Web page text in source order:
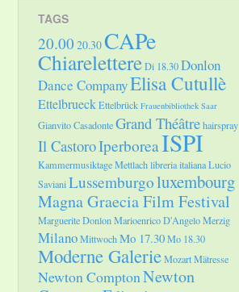
TAGS
20.00 20.30CAPe
ChiarelettereDi 18.30Donlon
Dance CompanyElisa Cutullè
EttelbrueckEttelbrück Frauenbibliothek Saar
Gianvito CasadonteGrand Théâtrehairspray
Il CastoroIperboreaISPI
Kammermusiktage Mettlachlibreria italianaLucio
SavianiLussemburgoluxembourg
Magna Graecia Film Festival
Marguerite DonlonMarioenrico D'AngeloMerzig
MilanoMittwochMo 17.30Mo 18.30
Moderne GalerieMozartMätresse
Newton ComptonNewton